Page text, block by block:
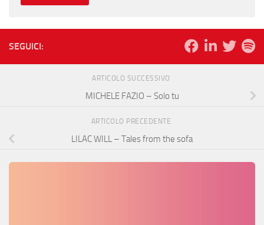
SEGUICI:
ARTICOLO SUCCESSIVO
MICHELE FAZIO – Solo tu
ARTICOLO PRECEDENTE
LILAC WILL – Tales from the sofa